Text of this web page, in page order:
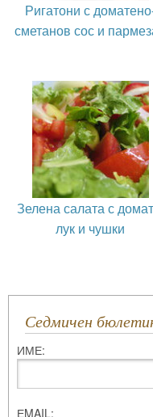
Ригатони с
сметанов сос и
Зелена салата с
лук и чушки
Седмичен
ИМЕ:
ЕMAIL: